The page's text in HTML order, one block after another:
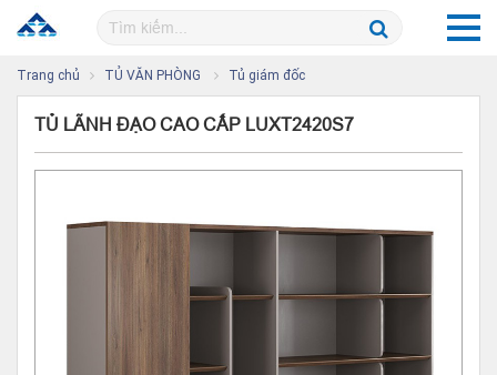
Trang chủ TỦ VĂN PHÒNG Tủ giám đốc
TỦ LÃNH ĐẠO CAO CẤP LUXT2420S7